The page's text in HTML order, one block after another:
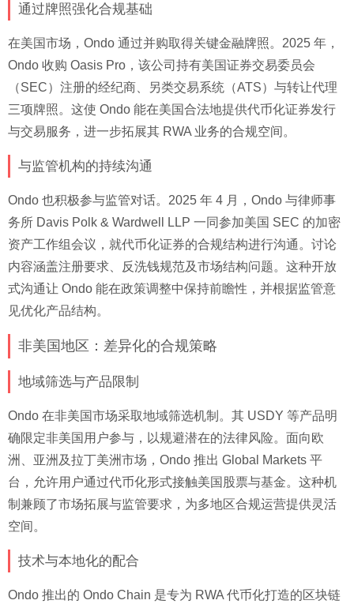
通过牌照强化合规基础
在美国市场，Ondo 通过并购取得关键金融牌照。2025 年，
Ondo 收购 Oasis Pro，该公司持有美国证券交易委员会
（SEC）注册的经纪商、另类交易系统（ATS）与转让代理
三项牌照。这使 Ondo 能在美国合法地提供代币化证券发行
与交易服务，进一步拓展其 RWA 业务的合规空间。
与监管机构的持续沟通
Ondo 也积极参与监管对话。2025 年 4 月，Ondo 与律师事
务所 Davis Polk & Wardwell LLP 一同参加美国 SEC 的加密
资产工作组会议，就代币化证券的合规结构进行沟通。讨论
内容涵盖注册要求、反洗钱规范及市场结构问题。这种开放
式沟通让 Ondo 能在政策调整中保持前瞻性，并根据监管意
见优化产品结构。
非美国地区：差异化的合规策略
地域筛选与产品限制
Ondo 在非美国市场采取地域筛选机制。其 USDY 等产品明
确限定非美国用户参与，以规避潜在的法律风险。面向欧
洲、亚洲及拉丁美洲市场，Ondo 推出 Global Markets 平
台，允许用户通过代币化形式接触美国股票与基金。这种机
制兼顾了市场拓展与监管要求，为多地区合规运营提供灵活
空间。
技术与本地化的配合
Ondo 推出的 Ondo Chain 是专为 RWA 代币化打造的区块链